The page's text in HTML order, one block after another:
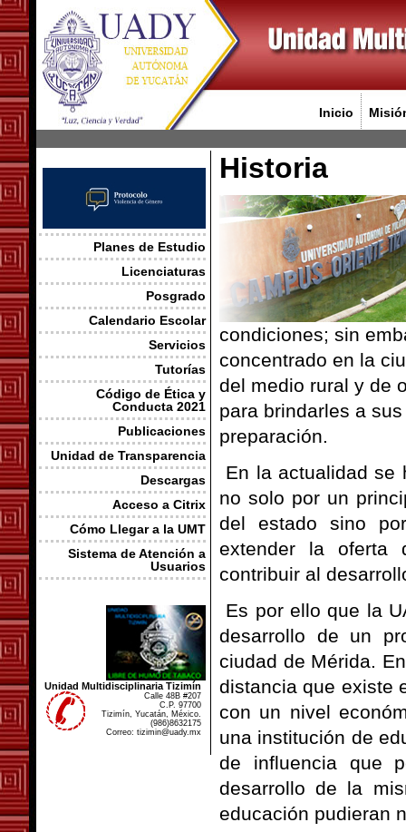
Inicio
Planes de Estudio
Licenciaturas
Posgrado
Calendario Escolar
Servicios
Tutorías
Código de Ética y
Conducta 2021
Publicaciones
Unidad de Transparencia
Descargas
Acceso a Citrix
Cómo Llegar a la UMT
Sistema de Atención a
Usuarios
Unidad Multidisciplinaria Tizimín
Calle 48B #207
C.P. 97700
Tizimín, Yucatán, México.
(986)8632175
Correo: tizimin@uady.mx
Historia
condiciones; sin
concentrado en la
del medio rural y de
para brindarles a
preparación.
En la actualidad se
no solo por un
del estado sino
extender la oferta
contribuir al
Es por ello que la
desarrollo de un
ciudad de Mérida.
distancia que existe
con un nivel
una institución de
de influencia que
desarrollo de la
educación pudieran